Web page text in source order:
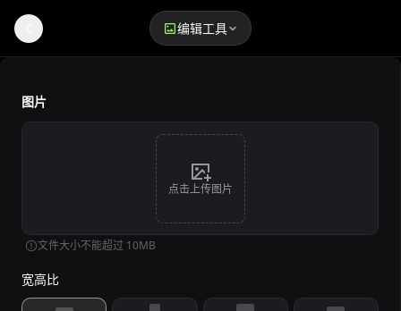
编辑工具
图片
点击上传图片
文件大小不能超过 10MB
宽高比